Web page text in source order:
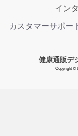
イン
カスタマーサポー
健康通販デ
Copyright ©